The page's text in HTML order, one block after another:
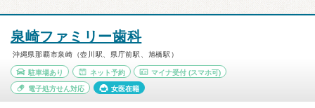
泉崎ファミリー歯科
沖縄県那覇市泉崎（壺川駅、県庁前駅、旭橋駅）
駐車場あり ネット予約 マイナ受付 (スマホ可)
電子処方せん対応 女医在籍